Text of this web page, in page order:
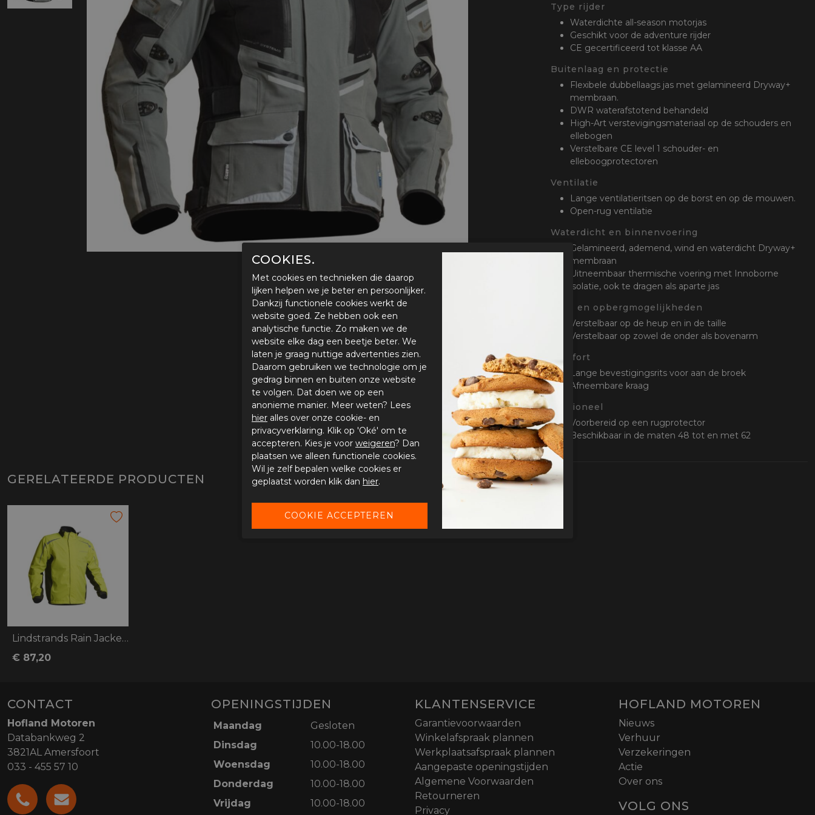
handschoenen
All-Season
handschoenen
Verwarmde
handschoenen
Sloten
Telefoon
Type rijder
Waterdichte all-season motorjas
Geschikt voor de adventure rijder
CE gecertificeerd tot klasse AA
Buitenlaag en protectie
Flexibele dubbellaags jas met gelamineerd Dryway+
membraan.
DWR waterafstotend behandeld
High-Art verstevigingsmateriaal op de schouders en
ellebogen
Verstelbare CE level 1 schouder- en
elleboogprotectoren
Ventilatie
Lange ventilatieritsen op de borst en op de mouwen.
Open-rug ventilatie
Waterdicht en binnenvoering
Gelamineerd, ademend, wind en waterdicht Dryway+
membraan
Uitneembaar thermische voering met Innoborne
isolatie, ook te dragen als aparte jas
Stel- en opbergmogelijkheden
Verstelbaar op de heup en in de taille
Verstelbaar op zowel de onder als bovenarm
Comfort
Lange bevestigingsrits voor aan de broek
Afneembare kraag
Optioneel
Voorbereid op een rugprotector
Beschikbaar in de maten 48 tot en met 62
GERELATEERDE PRODUCTEN
Lindstrands Rain Jacket DW+
€ 87,20
CONTACT
Hofland Motoren
Databankweg 2
3821AL Amersfoort
033 - 455 57 10
OPENINGSTIJDEN
Maandag
Gesloten
Dinsdag
10.00-18.00
Woensdag
10.00-18.00
Donderdag
10.00-18.00
Vrijdag
10.00-18.00
KLANTENSERVICE
Garantievoorwaarden
Winkelafspraak plannen
Werkplaatsafspraak plannen
Aangepaste openingstijden
Algemene Voorwaarden
Retourneren
Privacy
HOFLAND MOTOREN
Nieuws
Verhuur
Verzekeringen
Actie
Over ons
VOLG ONS
COOKIES.
Met cookies en technieken die daarop
lijken helpen we je beter en persoonlijker.
Dankzij functionele cookies werkt de
website goed. Ze hebben ook een
analytische functie. Zo maken we de
website elke dag een beetje beter. We
laten je graag nuttige advertenties zien.
Daarom gebruiken we technologie om je
gedrag binnen en buiten onze website
te volgen. Dat doen we op een
anonieme manier. Meer weten? Lees
hier alles over onze cookie- en
privacyverklaring. Klik op 'Oké' om te
accepteren. Kies je voor weigeren? Dan
plaatsen we alleen functionele cookies.
Wil je zelf bepalen welke cookies er
geplaatst worden klik dan hier.